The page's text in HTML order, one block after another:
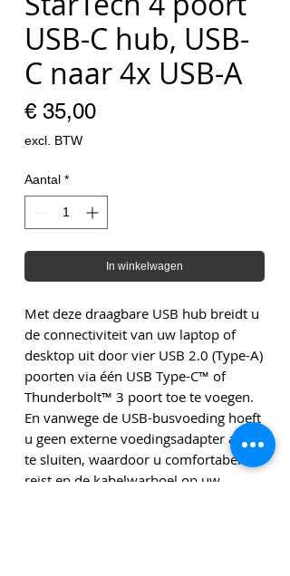
USB-C hub, USB-
C naar 4x USB-A
€ 35,00Prijs
excl. BTW
Aantal *
In winkelwagen
Met deze draagbare USB hub breidt u
de connectiviteit van uw laptop of
desktop uit door vier USB 2.0 (Type-A)
poorten via één USB Type-C™ of
Thunderbolt™ 3 poort toe te voegen.
En vanwege de USB-busvoeding hoeft
u geen externe voedingsadapter aan
te sluiten, waardoor u comfortabeler
reist en de kabelwarboel op uw